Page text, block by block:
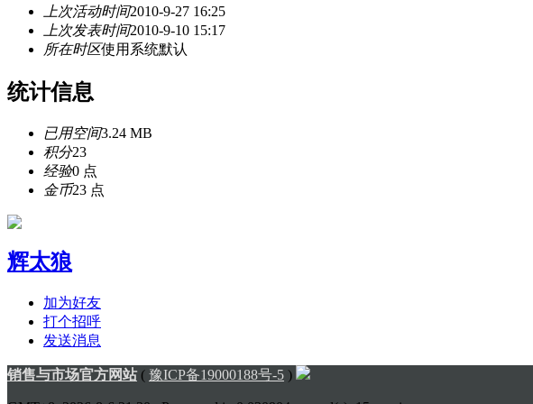
上次活动时间2010-9-27 16:25
上次发表时间2010-9-10 15:17
所在时区使用系统默认
统计信息
已用空间3.24 MB
积分23
经验0 点
金币23 点
辉太狼
加为好友
打个招呼
发送消息
销售与市场官方网站( 豫ICP备19000188号-5 )